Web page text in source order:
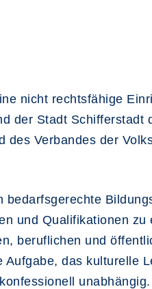
nicht rechtsfähige
der Stadt
Verbandes der
und Qualifikationen
beruflichen und
das kulturelle
unabhängig.